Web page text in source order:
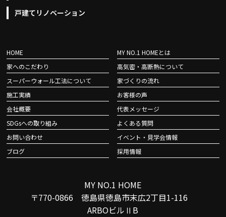
戸建てリノベーション
HOME
MY NO.1 HOMEとは
家へのこだわり
高気密・高断熱について
スーパーウォール工法について
家づくりの流れ
施工実績
お客様の声
会社概要
代表メッセージ
SDGsへの取り組み
よくある質問
お問い合わせ
イベント・見学会情報
ブログ
採用情報
MY NO.1 HOME
〒770-0866 徳島県徳島市末広2丁目1-116
ARBOビルⅡB